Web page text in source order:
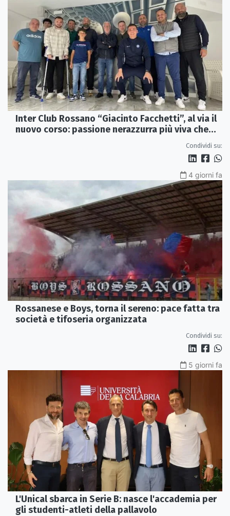
Inter Club Rossano “Giacinto Facchetti”, al via il
nuovo corso: passione nerazzurra più viva che
Condividi su:
4 giorni fa
Rossanese e Boys, torna il sereno: pace fatta tra
società e tifoseria organizzata
Condividi su:
5 giorni fa
L'Unical sbarca in Serie B: nasce l'accademia per
gli studenti-atleti della pallavolo